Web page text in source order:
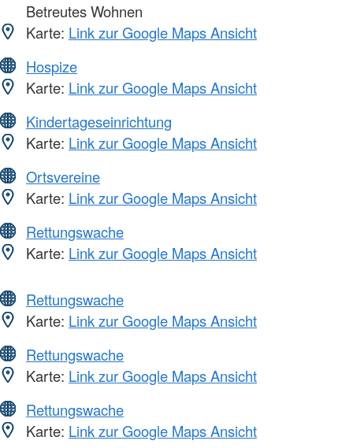
Betreutes Wohnen
Karte: Link zur Google Maps Ansicht
Hospize
Karte: Link zur Google Maps Ansicht
Kindertageseinrichtung
Karte: Link zur Google Maps Ansicht
Ortsvereine
Karte: Link zur Google Maps Ansicht
Rettungswache
Karte: Link zur Google Maps Ansicht
Rettungswache
Karte: Link zur Google Maps Ansicht
Rettungswache
Karte: Link zur Google Maps Ansicht
Rettungswache
Karte: Link zur Google Maps Ansicht